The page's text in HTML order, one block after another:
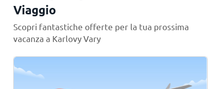
Viaggio
Scopri fantastiche offerte per la tua prossima
vacanza a Karlovy Vary